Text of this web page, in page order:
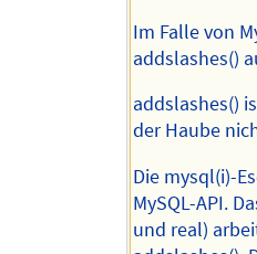
Im Falle von
addslashes()
addslashes()
der Haube
Die mysql(i)-
MySQL-API.
und real)